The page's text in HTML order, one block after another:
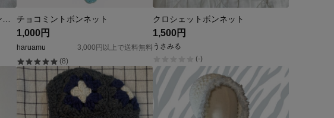
ベビー/キッズ 〻manmaruボンネット〻 チョコミントボンネット
1,000円
haruamu
3,000円以上で送料無料
(8)
クロシェットボンネット
1,500円
うさみる
(-)